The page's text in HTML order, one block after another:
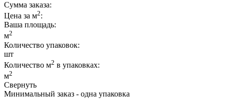
Сумма заказа:
Цена за м2:
Ваша площадь:
м2
Количество упаковок:
шт
Количество м2 в упаковках:
м2
Свернуть
Минимальный заказ - одна упаковка